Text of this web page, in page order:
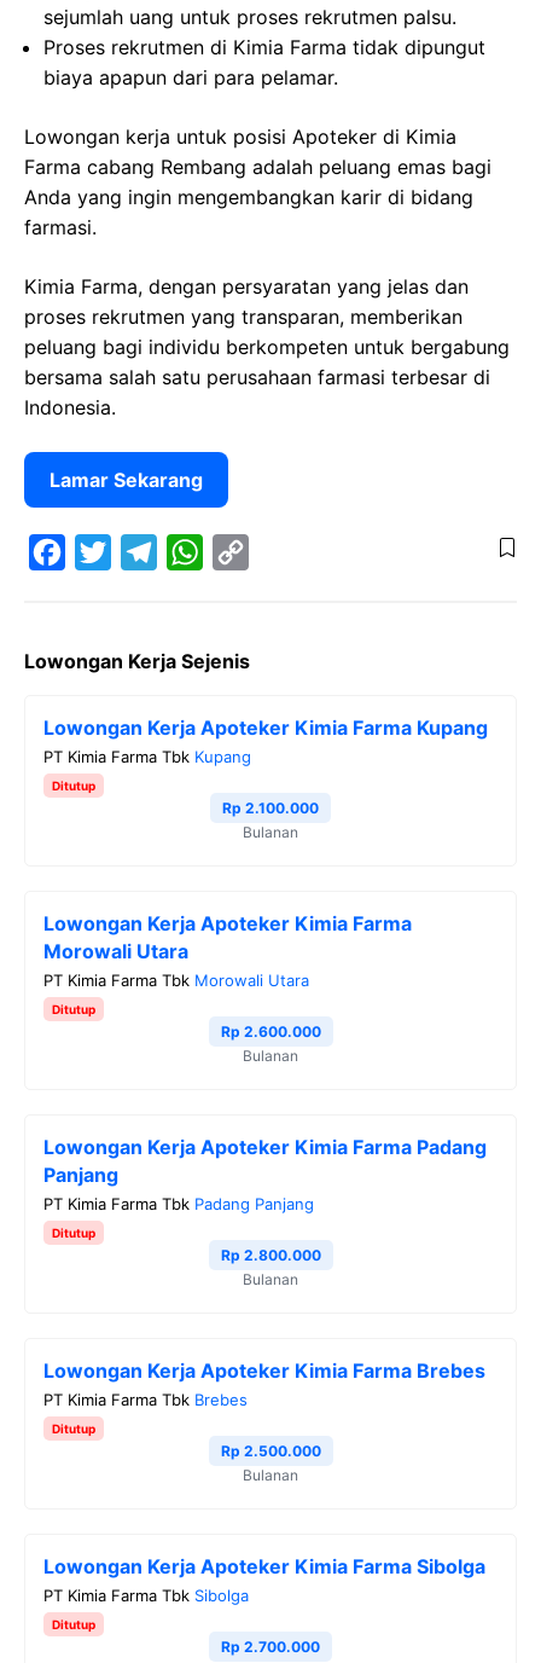
sejumlah uang untuk proses rekrutmen palsu.
Proses rekrutmen di Kimia Farma tidak dipungut
biaya apapun dari para pelamar.
Lowongan kerja untuk posisi Apoteker di Kimia
Farma cabang Rembang adalah peluang emas bagi
Anda yang ingin mengembangkan karir di bidang
farmasi.
Kimia Farma, dengan persyaratan yang jelas dan
proses rekrutmen yang transparan, memberikan
peluang bagi individu berkompeten untuk bergabung
bersama salah satu perusahaan farmasi terbesar di
Indonesia.
Lamar Sekarang
c
i
t
e
r
l
g
r
a
s
A
p
L
i
n
Lowongan Kerja Sejenis
Lowongan Kerja Apoteker Kimia Farma Kupang
PT Kimia Farma Tbk Kupang
Ditutup
Rp 2.100.000
Bulanan
Lowongan Kerja Apoteker Kimia Farma
Morowali Utara
PT Kimia Farma Tbk Morowali Utara
Ditutup
Rp 2.600.000
Bulanan
Lowongan Kerja Apoteker Kimia Farma Padang
Panjang
PT Kimia Farma Tbk Padang Panjang
Ditutup
Rp 2.800.000
Bulanan
Lowongan Kerja Apoteker Kimia Farma Brebes
PT Kimia Farma Tbk Brebes
Ditutup
Rp 2.500.000
Bulanan
Lowongan Kerja Apoteker Kimia Farma Sibolga
PT Kimia Farma Tbk Sibolga
Ditutup
Rp 2.700.000